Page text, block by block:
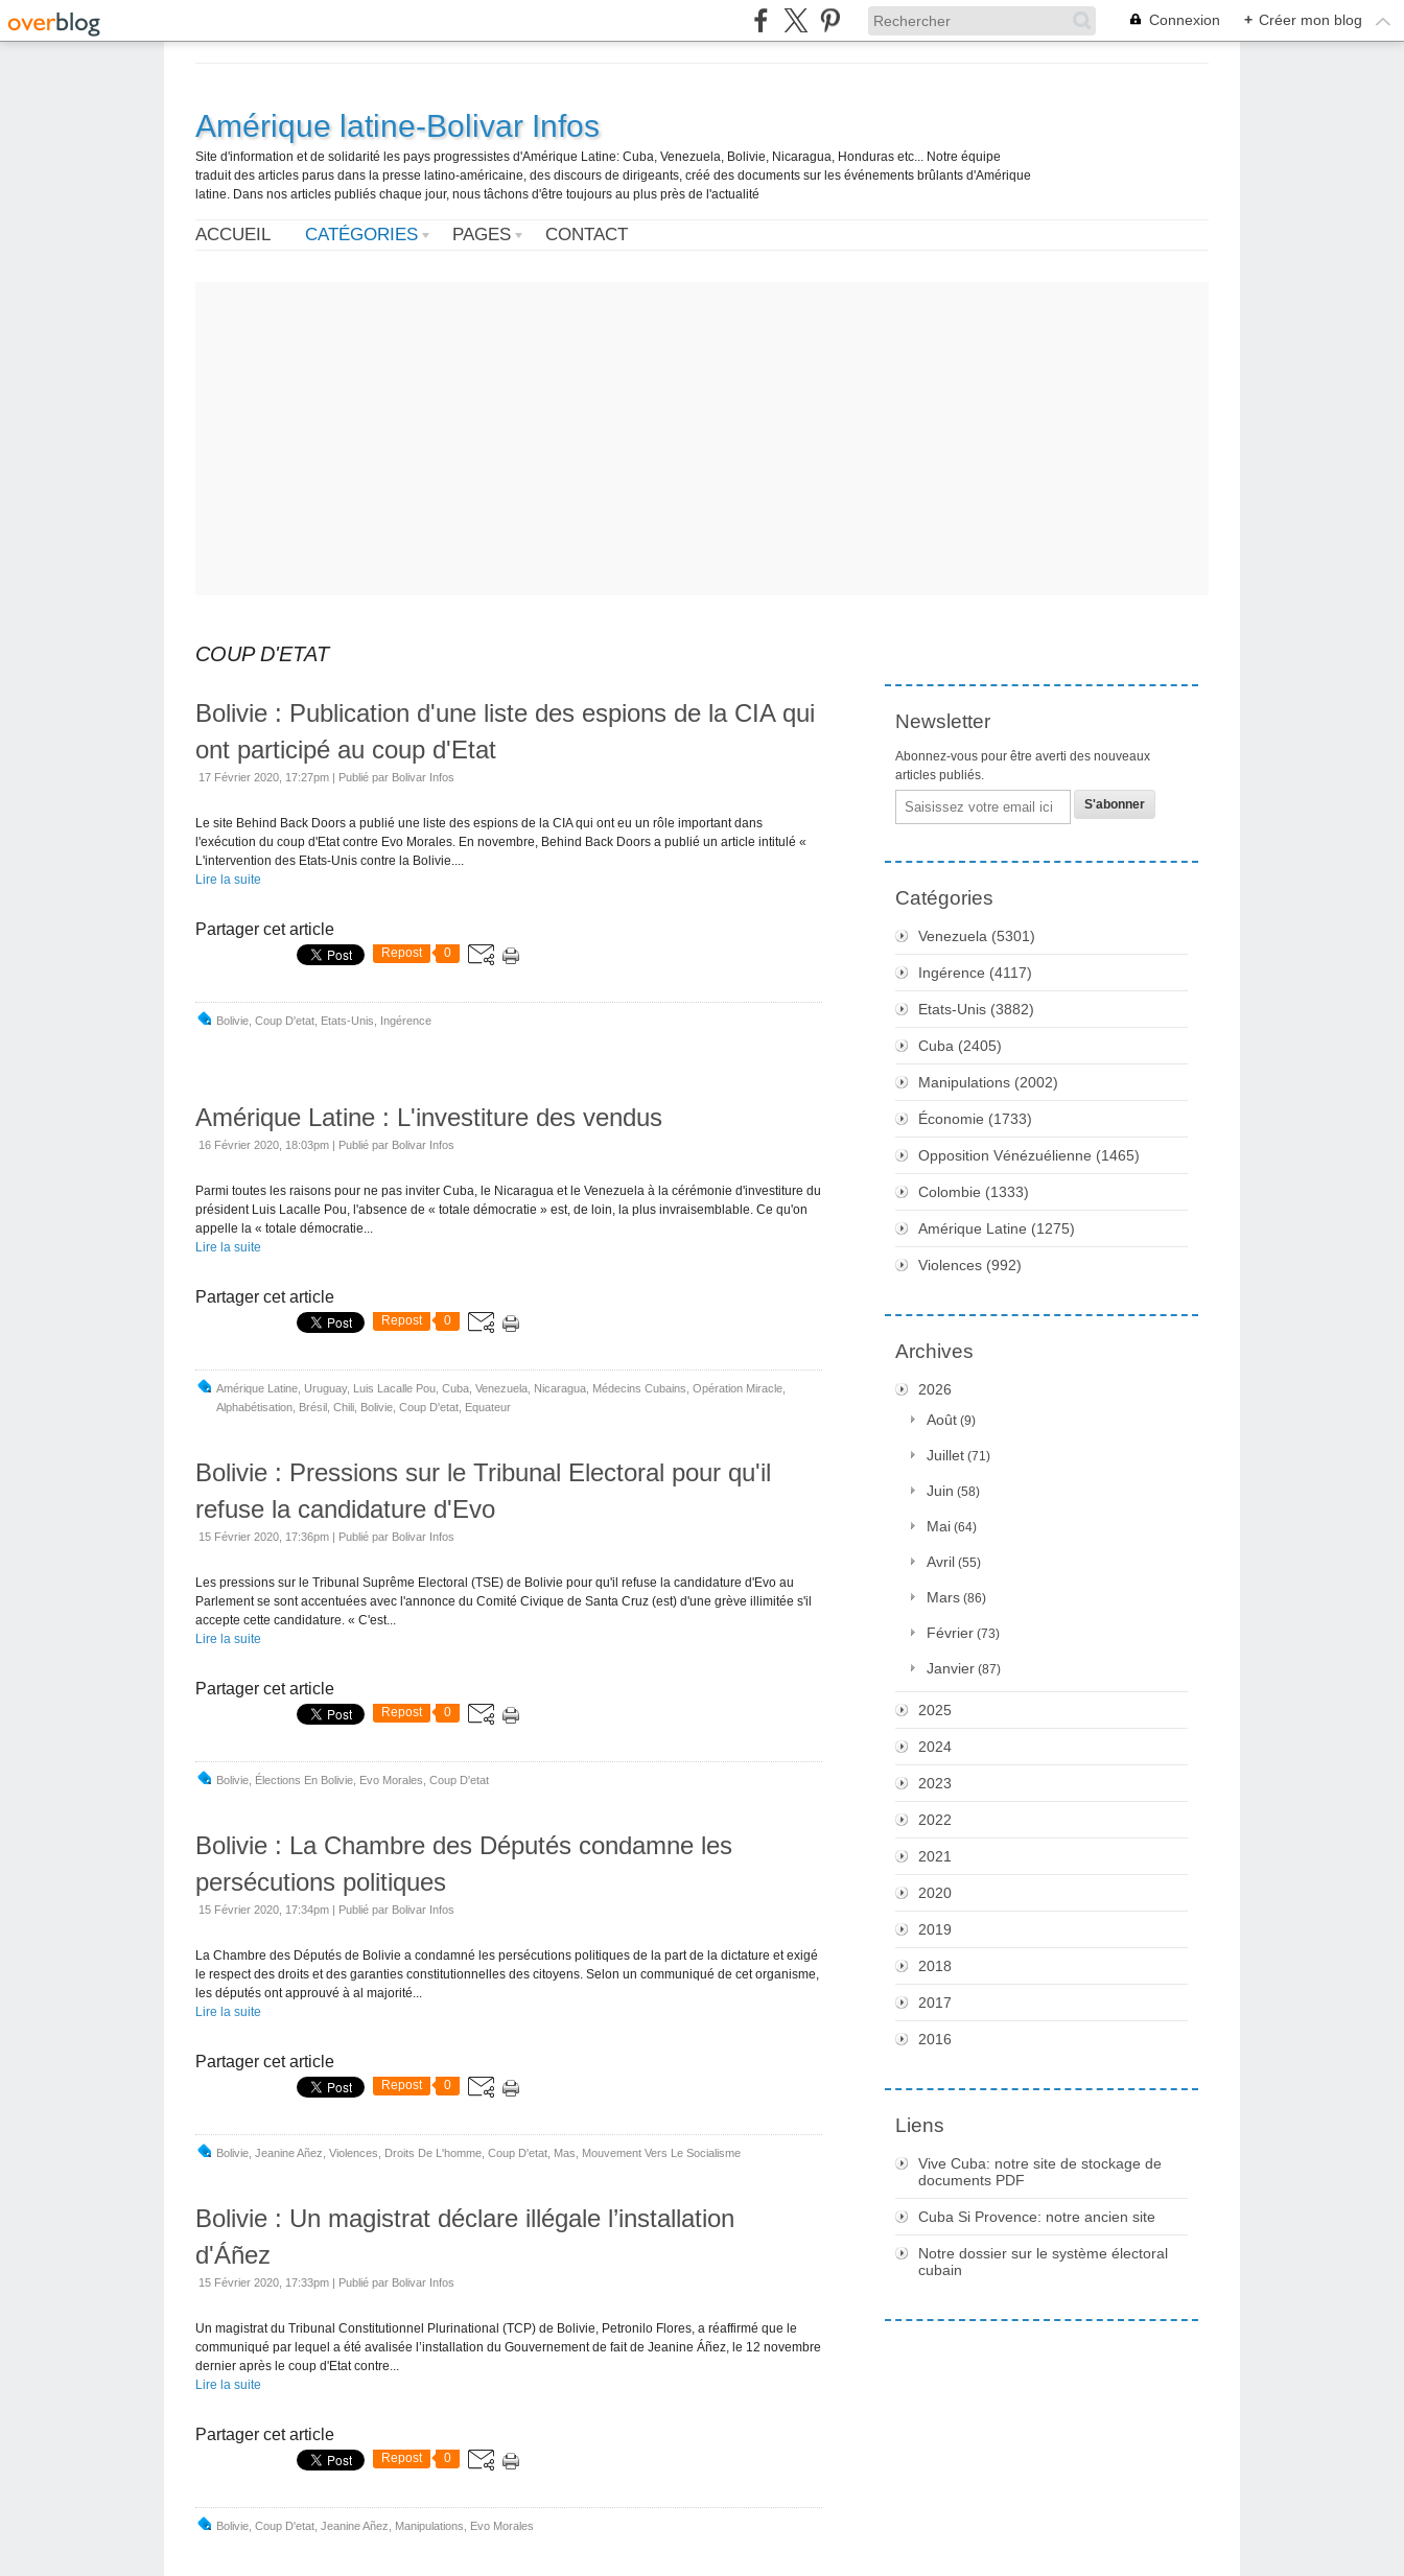
Connexion + Créer mon blog
Amérique latine-Bolivar Infos
Site d'information et de solidarité les pays progressistes d'Amérique Latine: Cuba, Venezuela, Bolivie, Nicaragua, Honduras etc... Notre équipe
traduit des articles parus dans la presse latino-américaine, des discours de dirigeants, créé des documents sur les événements brûlants d'Amérique
latine. Dans nos articles publiés chaque jour, nous tâchons d'être toujours au plus près de l'actualité
ACCUEIL CATÉGORIES PAGES CONTACT
COUP D'ETAT
Bolivie : Publication d'une liste des espions de la CIA qui
ont participé au coup d'Etat
17 Février 2020, 17:27pm | Publié par Bolivar Infos
Le site Behind Back Doors a publié une liste des espions de la CIA qui ont eu un rôle important dans
l'exécution du coup d'Etat contre Evo Morales. En novembre, Behind Back Doors a publié un article intitulé «
L'intervention des Etats-Unis contre la Bolivie....
Lire la suite
Partager cet article
Repost 0
Bolivie Coup D'etat Etats-Unis Ingérence
Amérique Latine : L'investiture des vendus
16 Février 2020, 18:03pm | Publié par Bolivar Infos
Parmi toutes les raisons pour ne pas inviter Cuba, le Nicaragua et le Venezuela à la cérémonie d'investiture du
président Luis Lacalle Pou, l'absence de « totale démocratie » est, de loin, la plus invraisemblable. Ce qu'on
appelle la « totale démocratie...
Lire la suite
Partager cet article
Repost 0
Amérique Latine Uruguay, Luis Lacalle Pou Cuba Venezuela Nicaragua Médecins Cubains Opération Miracle
Alphabétisation Brésil Chili Bolivie Coup D'etat Equateur
Bolivie : Pressions sur le Tribunal Electoral pour qu'il
refuse la candidature d'Evo
15 Février 2020, 17:36pm | Publié par Bolivar Infos
Les pressions sur le Tribunal Suprême Electoral (TSE) de Bolivie pour qu'il refuse la candidature d'Evo au
Parlement se sont accentuées avec l'annonce du Comité Civique de Santa Cruz (est) d'une grève illimitée s'il
accepte cette candidature. « C'est...
Lire la suite
Partager cet article
Repost 0
Bolivie Élections En Bolivie Evo Morales Coup D'etat
Bolivie : La Chambre des Députés condamne les
persécutions politiques
15 Février 2020, 17:34pm | Publié par Bolivar Infos
La Chambre des Députés de Bolivie a condamné les persécutions politiques de la part de la dictature et exigé
le respect des droits et des garanties constitutionnelles des citoyens. Selon un communiqué de cet organisme,
les députés ont approuvé à al majorité...
Lire la suite
Partager cet article
Repost 0
Bolivie Jeanine Añez Violences Droits De L'homme Coup D'etat Mas Mouvement Vers Le Socialisme
Bolivie : Un magistrat déclare illégale l’installation
d'Áñez
15 Février 2020, 17:33pm | Publié par Bolivar Infos
Un magistrat du Tribunal Constitutionnel Plurinational (TCP) de Bolivie, Petronilo Flores, a réaffirmé que le
communiqué par lequel a été avalisée l’installation du Gouvernement de fait de Jeanine Áñez, le 12 novembre
dernier après le coup d'Etat contre...
Lire la suite
Partager cet article
Repost 0
Bolivie Coup D'etat Jeanine Añez Manipulations Evo Morales
Newsletter
Abonnez-vous pour être averti des nouveaux
articles publiés.
Email
Catégories
Venezuela (5301)
Ingérence (4117)
Etats-Unis (3882)
Cuba (2405)
Manipulations (2002)
Économie (1733)
Opposition Vénézuélienne (1465)
Colombie (1333)
Amérique Latine (1275)
Violences (992)
Archives
2026
Août (9)
Juillet (71)
Juin (58)
Mai (64)
Avril (55)
Mars (86)
Février (73)
Janvier (87)
2025
2024
2023
2022
2021
2020
2019
2018
2017
2016
Liens
Vive Cuba: notre site de stockage de
documents PDF
Cuba Si Provence: notre ancien site
Notre dossier sur le système électoral
cubain